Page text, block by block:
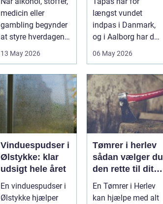
medicin eller
gambling begynder
at styre hverdagen,
kun pers...
13 May 2026
længst vundet
indpas i Danmark,
og i Aalborg har de
deres helt eget li...
06 May 2026
Vinduespudser i
Ølstykke: klar
udsigt hele året
En vinduespudser i
Ølstykke hjælper
Tømrer i herlev
sådan vælger du
den rette til dit
projekt
En Tømrer i Herlev
kan hjælpe med alt